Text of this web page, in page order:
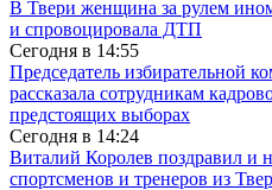
В Твери женщина за рулем
и спровоцировала ДТП
Сегодня в 14:55
Председатель избирательной
рассказала сотрудникам
предстоящих выборах
Сегодня в 14:24
Виталий Королев поздравил и
спортсменов и тренеров из